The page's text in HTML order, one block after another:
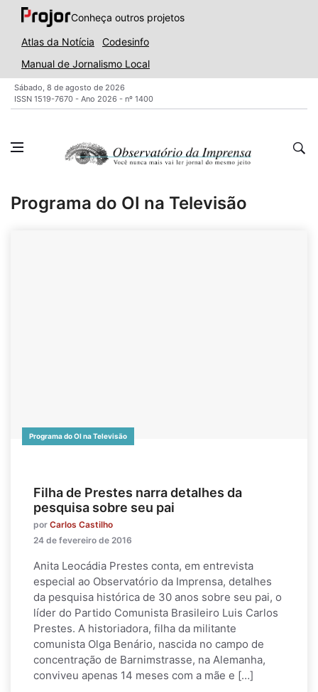
Conheça outros projetos
Atlas da Notícia
Codesinfo
Manual de Jornalismo Local
Sábado, 8 de agosto de 2026
ISSN 1519-7670 - Ano 2026 - nº 1400
Programa do OI na Televisão
Programa do OI na Televisão
Filha de Prestes narra detalhes da
pesquisa sobre seu pai
por Carlos Castilho
24 de fevereiro de 2016
Anita Leocádia Prestes conta, em entrevista
especial ao Observatório da Imprensa, detalhes
da pesquisa histórica de 30 anos sobre seu pai, o
líder do Partido Comunista Brasileiro Luis Carlos
Prestes. A historiadora, filha da militante
comunista Olga Benário, nascida no campo de
concentração de Barnimstrasse, na Alemanha,
conviveu apenas 14 meses com a mãe e […]